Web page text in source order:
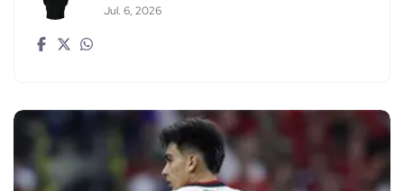
Jul. 6, 2026